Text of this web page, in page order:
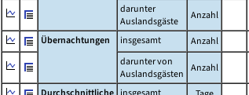
darunter
Auslandsgäste
Anzahl
Übernachtungen
insgesamt Anzahl
darunter von
Auslandsgästen
Anzahl